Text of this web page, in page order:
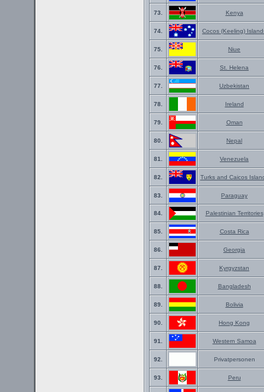
73. Kenya
74. Cocos (Keeling)
75. Niue
76. St. Helena
77. Uzbekistan
78. Ireland
79. Oman
80. Nepal
81. Venezuela
82. Turks and Caicos
83. Paraguay
84. Palestinian Territories
85. Costa Rica
86. Georgia
87. Kyrgyzstan
88. Bangladesh
89. Bolivia
90. Hong Kong
91. Western Samoa
92. Privatpersonen
93. Peru